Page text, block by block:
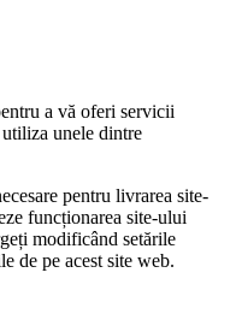
a vă oferi servicii
unele dintre
pentru livrarea site-
funcționarea site-ului
modificând setările
de pe acest site web.